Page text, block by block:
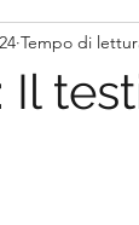
Il
Tempo di